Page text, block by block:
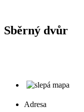
Sběrný dvůr
Adresa